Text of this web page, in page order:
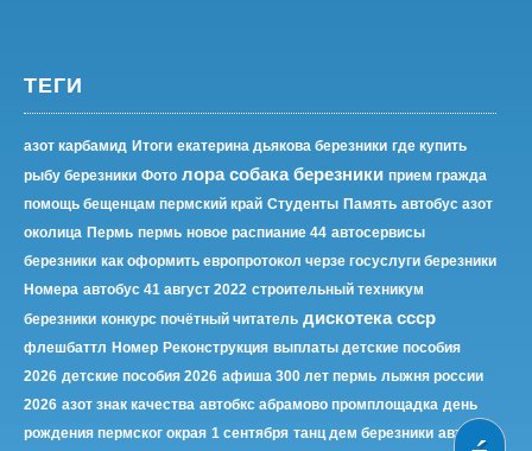
ТЕГИ
азот карбамид Итоги екатерина дьякова березники где купить
рыбу березники Фото лора собака березники прием гражда
помощь бещенцам пермский край Студенты Память автобус азот
околица Пермь пермь новое распиание 44 автосервисы
березники как оформить европротокол черзе госуслуги березники
Номера автобус 41 август 2022 строительный техникум
березники конкурс почётный читатель дискотека ссср
флешбаттл Номер Реконструкция выплаты детские пособия
2026 детские пособия 2026 афиша 300 лет пермь лыжня россии
2026 азот знак качества автобкс абрамово промплощадка день
рождения пермског окрая 1 сентября танц дем березники автобус